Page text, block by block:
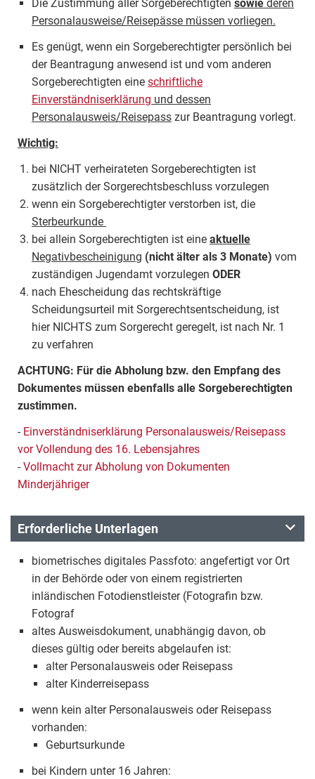
Die Zustimmung aller Sorgeberechtigten sowie deren
Personalausweise/Reisepässe müssen vorliegen.
Es genügt, wenn ein Sorgeberechtigter persönlich bei
der Beantragung anwesend ist und vom anderen
Sorgeberechtigten eine schriftliche
Einverständniserklärung und dessen
Personalausweis/Reisepass zur Beantragung vorlegt.
Wichtig:
bei NICHT verheirateten Sorgeberechtigten ist
zusätzlich der Sorgerechtsbeschluss vorzulegen
wenn ein Sorgeberechtigter verstorben ist, die
Sterbeurkunde
bei allein Sorgeberechtigten ist eine aktuelle
Negativbescheinigung (nicht älter als 3 Monate) vom
zuständigen Jugendamt vorzulegen ODER
nach Ehescheidung das rechtskräftige
Scheidungsurteil mit Sorgerechtsentscheidung, ist
hier NICHTS zum Sorgerecht geregelt, ist nach Nr. 1
zu verfahren
ACHTUNG: Für die Abholung bzw. den Empfang des
Dokumentes müssen ebenfalls alle Sorgeberechtigten
zustimmen.
- Einverständniserklärung Personalausweis/Reisepass
vor Vollendung des 16. Lebensjahres
- Vollmacht zur Abholung von Dokumenten
Minderjähriger
Erforderliche Unterlagen
biometrisches digitales Passfoto: angefertigt vor Ort
in der Behörde oder von einem registrierten
inländischen Fotodienstleister (Fotografin bzw.
Fotograf
altes Ausweisdokument, unabhängig davon, ob
dieses gültig oder bereits abgelaufen ist:
alter Personalausweis oder Reisepass
alter Kinderreisepass
wenn kein alter Personalausweis oder Reisepass
vorhanden:
Geburtsurkunde
bei Kindern unter 16 Jahren: